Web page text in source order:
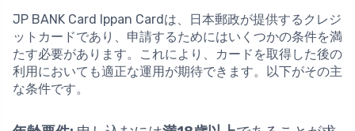
JP BANK Card Ippan Cardは、日本郵政が提供するクレジ
ットカードであり、申請するためにはいくつかの条件を満
たす必要があります。これにより、カードを取得した後の
利用においても適正な運用が期待できます。以下がその主
な条件です。